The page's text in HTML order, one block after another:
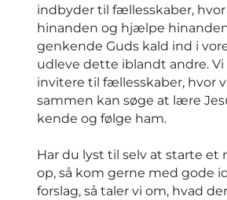
indbyder til fællesskaber,
hinanden og hjælpe
genkende Guds kald ind i
udleve dette iblandt andre. Vi
invitere til fællesskaber, hvor
sammen kan søge at lære
kende og følge ham.
Har du lyst til selv at starte et
op, så kom gerne med gode
forslag, så taler vi om, hvad